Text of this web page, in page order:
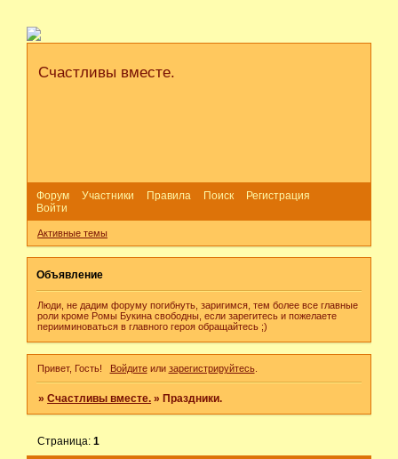
Счастливы вместе.
Форум Участники Правила Поиск
Регистрация
Войти
Активные темы
Объявление
Люди, не дадим форуму погибнуть, заригимся, тем более все главные
роли кроме Ромы Букина свободны, если зарегитесь и пожелаете
перииминоваться в главного героя обращайтесь ;)
Привет, Гость! Войдитеили зарегистрируйтесь.
»Счастливы вместе. » Праздники.
Страница:1